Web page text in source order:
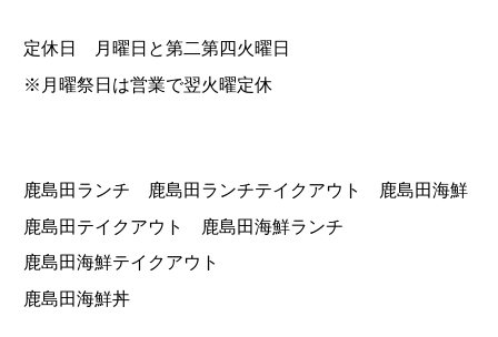
定休日 月曜日と第二第四火曜日
※月曜祭日は営業で翌火曜定休
鹿島田ランチ 鹿島田ランチテイクアウト 鹿島田海鮮
鹿島田テイクアウト 鹿島田海鮮ランチ
鹿島田海鮮テイクアウト
鹿島田海鮮丼